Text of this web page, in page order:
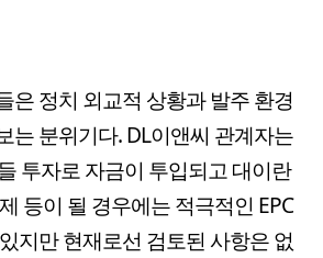
은 정치 외교적 상황과 발주 환경
는 분위기다. DL이앤씨 관계자는
투자로 자금이 투입되고 대이란
등이 될 경우에는 적극적인 EPC
지만 현재로선 검토된 사항은 없